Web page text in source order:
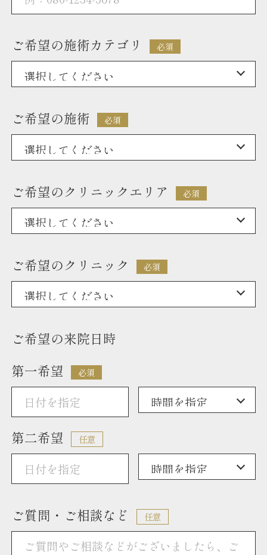
ご希望の施術カテゴリ 必須
ご希望の施術 必須
ご希望のクリニックエリア 必須
ご希望のクリニック 必須
ご希望の来院日時
第一希望
必須
第二希望 任意
ご質問・ご相談など 任意